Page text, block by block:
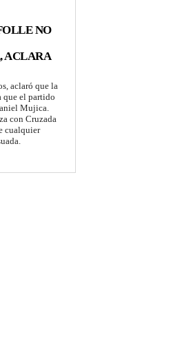
NO
ACLARA
aclaró que la
el partido
Mujica.
con Cruzada
cualquier